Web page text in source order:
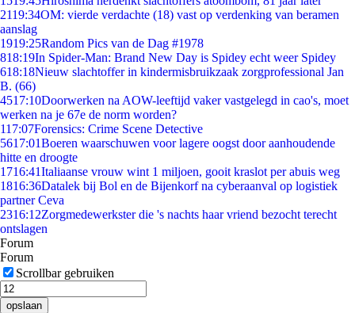
2119:34OM: vierde verdachte (18) vast op verdenking van beramen
aanslag
1919:25Random Pics van de Dag #1978
818:19In Spider-Man: Brand New Day is Spidey echt weer Spidey
618:18Nieuw slachtoffer in kindermisbruikzaak zorgprofessional Jan
B. (66)
4517:10Doorwerken na AOW-leeftijd vaker vastgelegd in cao's, moet
werken na je 67e de norm worden?
117:07Forensics: Crime Scene Detective
5617:01Boeren waarschuwen voor lagere oogst door aanhoudende
hitte en droogte
1716:41Italiaanse vrouw wint 1 miljoen, gooit kraslot per abuis weg
1816:36Datalek bij Bol en de Bijenkorf na cyberaanval op logistiek
partner Ceva
2316:12Zorgmedewerkster die 's nachts haar vriend bezocht terecht
ontslagen
Forum
Forum
Scrollbar gebruiken
opslaan